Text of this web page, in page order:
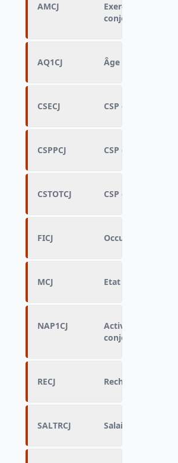
AMCJ
Exercice d'une
conjoint
AQ1CJ Âge quinquennal
CSECJ CSP du conjoint
CSPPCJ CSP du père du
CSTOTCJ CSP du conjoint
FICJ Occupation
MCJ Etat matrimonial
NAP1CJ
Activité
conjoint (100
RECJ Recherche d'un
SALTRCJ Salaire mensuel